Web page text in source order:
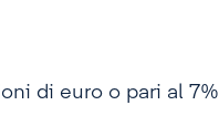
di euro o pari al 7%